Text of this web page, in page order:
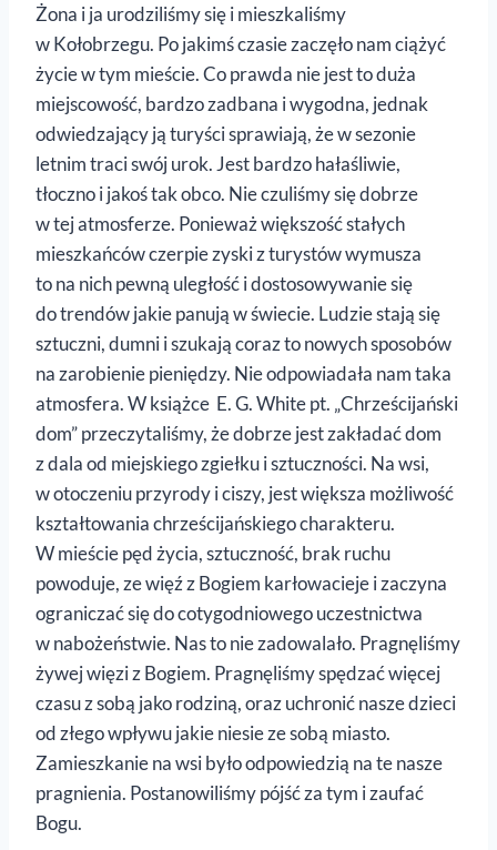
Żona i ja urodziliśmy się i mieszkaliśmy
w Kołobrzegu. Po jakimś czasie zaczęło nam ciążyć
życie w tym mieście. Co prawda nie jest to duża
miejscowość, bardzo zadbana i wygodna, jednak
odwiedzający ją turyści sprawiają, że w sezonie
letnim traci swój urok. Jest bardzo hałaśliwie,
tłoczno i jakoś tak obco. Nie czuliśmy się dobrze
w tej atmosferze. Ponieważ większość stałych
mieszkańców czerpie zyski z turystów wymusza
to na nich pewną uległość i dostosowywanie się
do trendów jakie panują w świecie. Ludzie stają się
sztuczni, dumni i szukają coraz to nowych sposobów
na zarobienie pieniędzy. Nie odpowiadała nam taka
atmosfera. W książce E. G. White pt. „Chrześcijański
dom” przeczytaliśmy, że dobrze jest zakładać dom
z dala od miejskiego zgiełku i sztuczności. Na wsi,
w otoczeniu przyrody i ciszy, jest większa możliwość
kształtowania chrześcijańskiego charakteru.
W mieście pęd życia, sztuczność, brak ruchu
powoduje, ze więź z Bogiem karłowacieje i zaczyna
ograniczać się do cotygodniowego uczestnictwa
w nabożeństwie. Nas to nie zadowalało. Pragnęliśmy
żywej więzi z Bogiem. Pragnęliśmy spędzać więcej
czasu z sobą jako rodziną, oraz uchronić nasze dzieci
od złego wpływu jakie niesie ze sobą miasto.
Zamieszkanie na wsi było odpowiedzią na te nasze
pragnienia. Postanowiliśmy pójść za tym i zaufać
Bogu.